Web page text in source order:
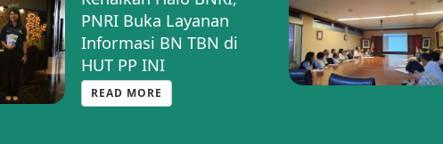
PNRI Buka Layanan
Informasi BN TBN di
HUT PP INI
READ MORE